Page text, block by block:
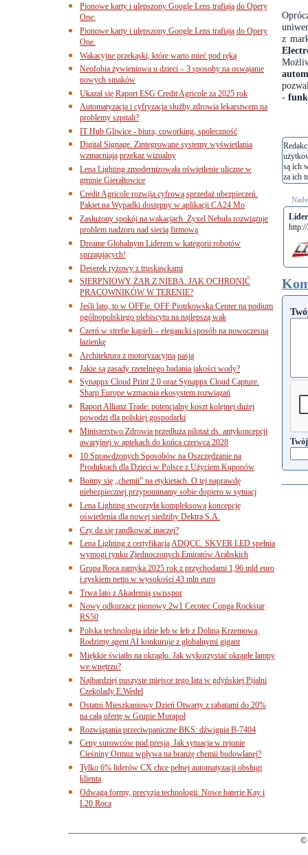
z
-
są ich
za ich
Pionowe karty i ulepszony Google Lens trafiają do Opery
One.
Pionowe karty i ulepszony Google Lens trafiają do Opery
One.
Wakacyjne przekąski, które warto mieć pod ręką
Neofobia żywieniowa u dzieci – 3 sposoby na oswajanie
nowych smaków
Ukazał się Raport ESG Credit Agricole za 2025 rok
Automatyzacja i cyfryzacja służby zdrowia lekarstwem na
problemy szpitali?
IT Hub Gliwice - biura, coworking, społeczność
Digital Signage. Zintegrowane systemy wyświetlania
wzmacniają przekaz wizualny
Lena Lighting zmodernizowała oświetlenie uliczne w
gminie Gierałtowice
Credit Agricole rozwija cyfrową sprzedaż ubezpieczeń.
Pakiet na Wypadki dostępny w aplikacji CA24 Mo
Zasłużony spokój na wakacjach. Zyxel Nebula rozwiązuje
problem nadzoru nad siecią firmową
Dreame Globalnym Liderem w kategorii robotów
sprzątających!
Deserek ryżowy z truskawkami
SIERPNIOWY ŻAR Z NIEBA. JAK OCHRONIĆ
PRACOWNIKÓW W TERENIE?
Jeśli lato, to w OFFie. OFF Piotrkowska Center na podium
ogólnopolskiego plebiscytu na najlepszą wak
Czerń w strefie kąpieli – elegancki sposób na nowoczesną
łazienkę
Architektura z motoryzacyjną pasją
Jakie są zasady rzetelnego badania jakości wody?
Synappx Cloud Print 2.0 oraz Synappx Cloud Capture.
Sharp Europe wzmacnia ekosystem rozwiązań
Raport Allianz Trade: potencjalny koszt kolejnej dużej
powodzi dla polskiej gospodarki
Ministerstwo Zdrowia przedłuża pilotaż ds. antykoncepcji
awaryjnej w aptekach do końca czerwca 2028
10 Sprawdzonych Sposobów na Oszczędzanie na
Produktach dla Dzieci w Polsce z Użyciem Kuponów
Boimy się „chemii” na etykietach. O tej naprawdę
niebezpiecznej przypominamy sobie dopiero w sytuacj
Lena Lighting stworzyła kompleksową koncepcję
oświetlenia dla nowej siedziby Dektra S.A.
Czy da się randkować inaczej?
Lena Lighting z certyfikacją ADQCC. SKVER LED spełnia
wymogi rynku Zjednoczonych Emiratów Arabskich
Grupa Roca zamyka 2025 rok z przychodami 1,96 mld euro
i zyskiem netto w wysokości 43 mln euro
Trwa lato z Akademią swisspor
Nowy odkurzacz pionowy 2w1 Cecotec Conga Rockstar
RS50
Polska technologia idzie łeb w łeb z Doliną Krzemową.
Rodzimy agent AI konkuruje z globalnymi gigant
Miękkie światło na okrągło. Jak wykorzystać okrągłe lampy
we wnętrzu?
Najbardziej puszyste miejsce tego lata w gdyńskiej Pijalni
Czekolady E.Wedel
Ostatni Mieszkaniowy Dzień Otwarty z rabatami do 20%
na całą ofertę w Grupie Murapol
Rozwiązania przeciwpaniczne BKS: dźwignia B-7404
Ceny surowców pod presją. Jak sytuacja w rejonie
Cieśniny Ormuz wpływa na branżę chemii budowlanej?
Tylko 6% liderów CX chce pełnej automatyzacji obsługi
klienta
Odwaga formy, precyzja technologii. Nowe baterie Kay i
L20 Roca
©